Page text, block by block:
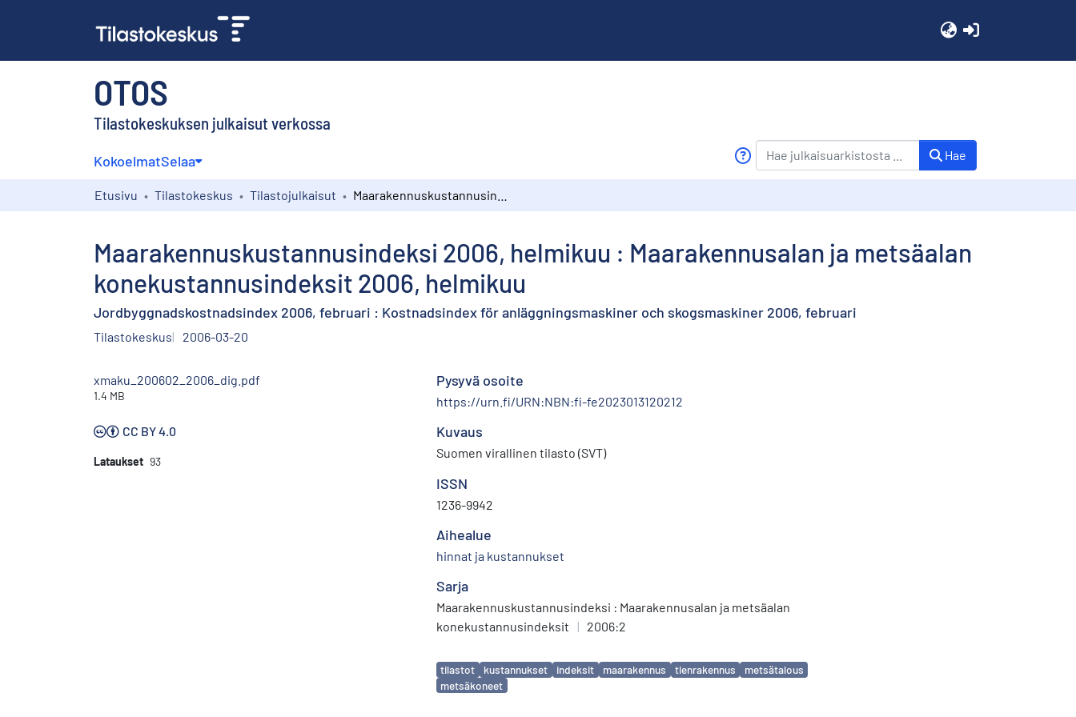
OTOS
Tilastokeskuksen julkaisut verkossa
KokoelmatSelaa Hae
Etusivu Tilastokeskus Tilastojulkaisut
Maarakennuskustannusindeksi 2006, helmikuu : Maarakennusalan ja metsäalan
konekustannusindeksit 2006, helmikuu
Jordbyggnadskostnadsindex 2006, februari : Kostnadsindex för anläggningsmaskiner och skogsmaskiner 2006, februari
Tilastokeskus 2006-03-20
xmaku_200602_2006_dig.pdf
1.4 MB
CC BY 4.0
Lataukset 93
Pysyvä osoite
https://urn.fi/URN:NBN:fi-fe2023013120212
Kuvaus
Suomen virallinen tilasto (SVT)
ISSN
1236-9942
Aihealue
hinnat ja kustannukset
Sarja
Maarakennuskustannusindeksi : Maarakennusalan ja metsäalan
konekustannusindeksit
| 2006:2
Avainsanat
tilastot kustannukset indeksit maarakennus tienrakennus
metsätalous
metsäkoneet